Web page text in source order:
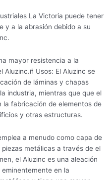
La Victoria puede tener
y a la abrasión debido a su
mayor resistencia a la
Usos: El Aluzinc se
de láminas y chapas
industria, mientras que que el
la fabricación de elementos de
y otras estructuras.
a menudo como capa de
metálicas a través de el
el Aluzinc es una aleación
en la